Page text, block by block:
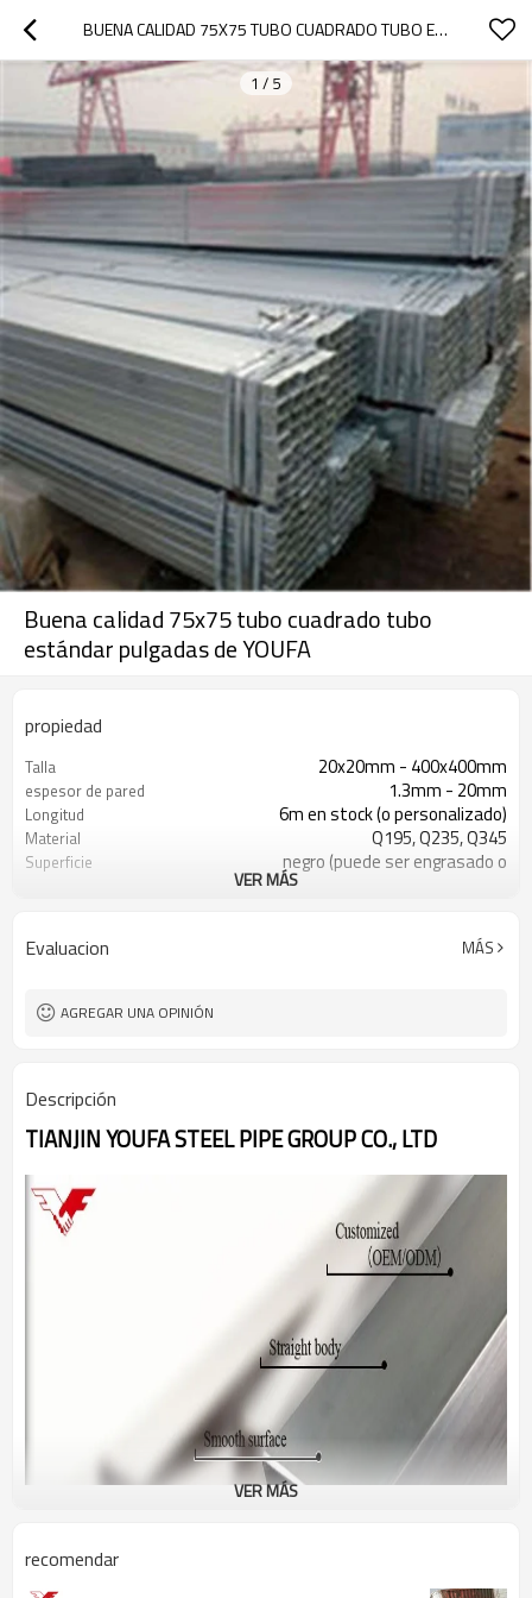
BUENA CALIDAD 75X75 TUBO CUADRADO TUBO ESTÁNDAR PULGADAS DE YOUFA
1 / 5
Buena calidad 75x75 tubo cuadrado tubo
estándar pulgadas de YOUFA
propiedad
Talla 20x20mm - 400x400mm
espesor de pared 1.3mm - 20mm
Longitud 6m en stock (o personalizado)
Material Q195, Q235, Q345
Superficie
negro (puede ser engrasado o
exportación
Estándar ASTM A53 Gr. A B C
Capacidad de producción
Solicitud
VER MÁS
Evaluacion MÁS
AGREGAR UNA OPINIÓN
Descripción
TIANJIN YOUFA STEEL PIPE GROUP CO., LTD
VER MÁS
recomendar